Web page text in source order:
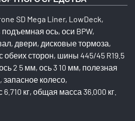
SD Mega Liner, LowDeck,
ось, оси BPW,
двери, дисковые тормоза,
обеих сторон, шины 445/45 R19.5
2 5 мм, ось 3 10 мм, полезная
колесо,
кг, общая масса 36.000 кг.